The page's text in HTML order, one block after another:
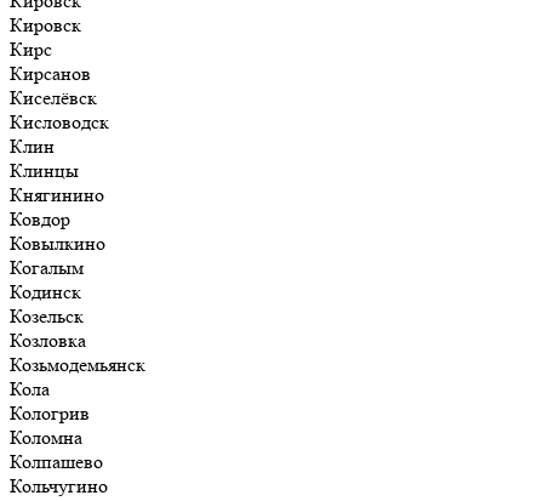
Кировск
Кирс
Кирсанов
Киселёвск
Кисловодск
Клин
Клинцы
Княгинино
Ковдор
Ковылкино
Когалым
Кодинск
Козельск
Козловка
Козьмодемьянск
Кола
Кологрив
Коломна
Колпашево
Кольчугино